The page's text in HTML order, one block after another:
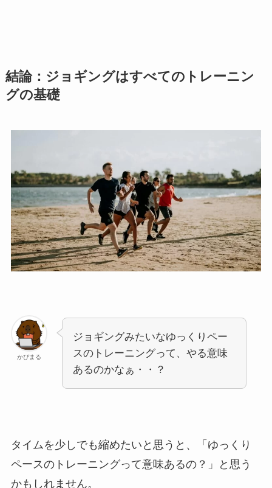
結論：ジョギングはすべてのトレーニン
グの基礎
かぴまる
ジョギングみたいなゆっくりペー
スのトレーニングって、やる意味
あるのかなぁ・・？
タイムを少しでも縮めたいと思うと、「ゆっくり
ペースのトレーニングって意味あるの？」と思う
かもしれません。